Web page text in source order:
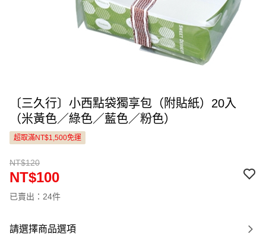
〔三久行〕小西點袋獨享包（附貼紙）20入
（米黃色／綠色／藍色／粉色）
超取滿NT$1,500免運
NT$120
NT$100
已賣出：24件
請選擇商品選項